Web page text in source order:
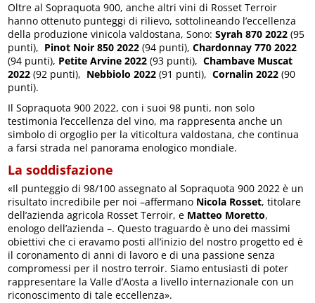
Oltre al Sopraquota 900, anche altri vini di Rosset Terroir
hanno ottenuto punteggi di rilievo, sottolineando l’eccellenza
della produzione vinicola valdostana, Sono:Syrah 870 2022 (95
punti), Pinot Noir 850 2022 (94 punti),Chardonnay 770 2022
(94 punti), Petite Arvine 2022 (93 punti),Chambave Muscat
2022 (92 punti), Nebbiolo 2022 (91 punti),Cornalin 2022 (90
punti).
Il Sopraquota 900 2022, con i suoi 98 punti, non solo
testimonia l’eccellenza del vino, ma rappresenta anche un
simbolo di orgoglio per la viticoltura valdostana, che continua
a farsi strada nel panorama enologico mondiale.
La soddisfazione
«Il punteggio di 98/100 assegnato al Sopraquota 900 2022 è un
risultato incredibile per noi –affermano Nicola Rosset, titolare
dell’azienda agricola Rosset Terroir, e Matteo Moretto,
enologo dell’azienda –. Questo traguardo è uno dei massimi
obiettivi che ci eravamo posti all’inizio del nostro progetto ed è
il coronamento di anni di lavoro e di una passione senza
compromessi per il nostro terroir. Siamo entusiasti di poter
rappresentare la Valle d’Aosta a livello internazionale con un
riconoscimento di tale eccellenza».